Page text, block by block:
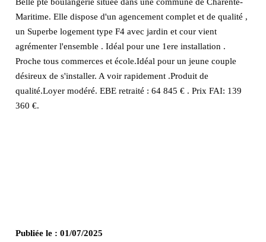
Maritime. Elle dispose d'un agencement complet et de qualité ,
un Superbe logement type F4 avec jardin et cour vient
agrémenter l'ensemble . Idéal pour une 1ere installation .
Proche tous commerces et école.Idéal pour un jeune couple
désireux de s'installer. A voir rapidement .Produit de
qualité.Loyer modéré. EBE retraité : 64 845 € . Prix FAI: 139
360 €.
Publiée le : 01/07/2025